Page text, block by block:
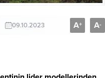
09.10.2023 A+ A-